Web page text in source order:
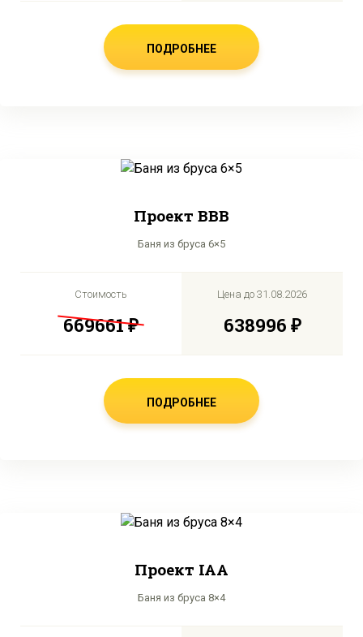
ПОДРОБНЕЕ
Проект BBB
Баня из бруса 6×5
Стоимость
669661 ₽
Цена до 31.08.2026
638996 ₽
ПОДРОБНЕЕ
Проект IAA
Баня из бруса 8×4